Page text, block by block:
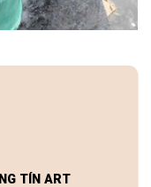
TÍN ART